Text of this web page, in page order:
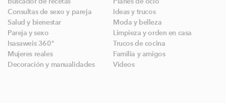
Consultas de sexo y pareja
Ideas y trucos
Salud y bienestar
Moda y belleza
Pareja y sexo
Limpieza y orden en casa
Isasaweis 360º
Trucos de cocina
Mujeres reales
Familia y amigos
Decoración y manualidades
Videos